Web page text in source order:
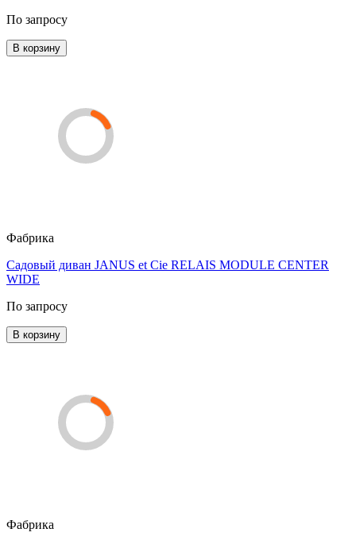
По запросу
В корзину
Фабрика
Садовый диван JANUS et Cie RELAIS MODULE CENTER
WIDE
По запросу
В корзину
Фабрика